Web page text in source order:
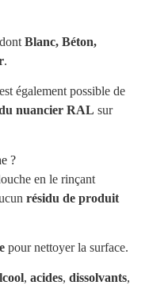
Blanc, Béton,
.
également possible de
nuancier RAL sur
?
en le rinçant
résidu de produit
pour nettoyer la surface.
, acides, dissolvants,